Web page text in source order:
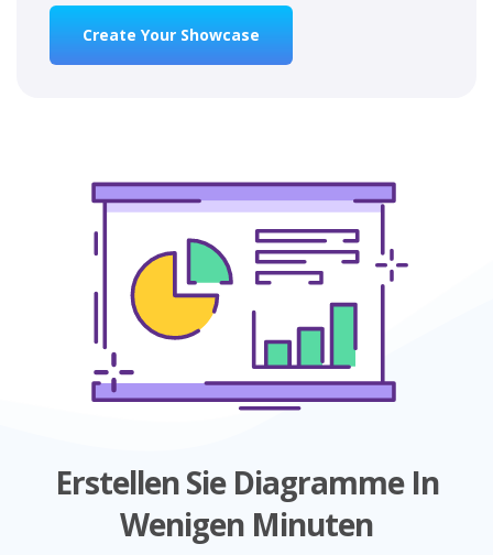
Create Your Showcase
Erstellen Sie Diagramme In
Wenigen Minuten